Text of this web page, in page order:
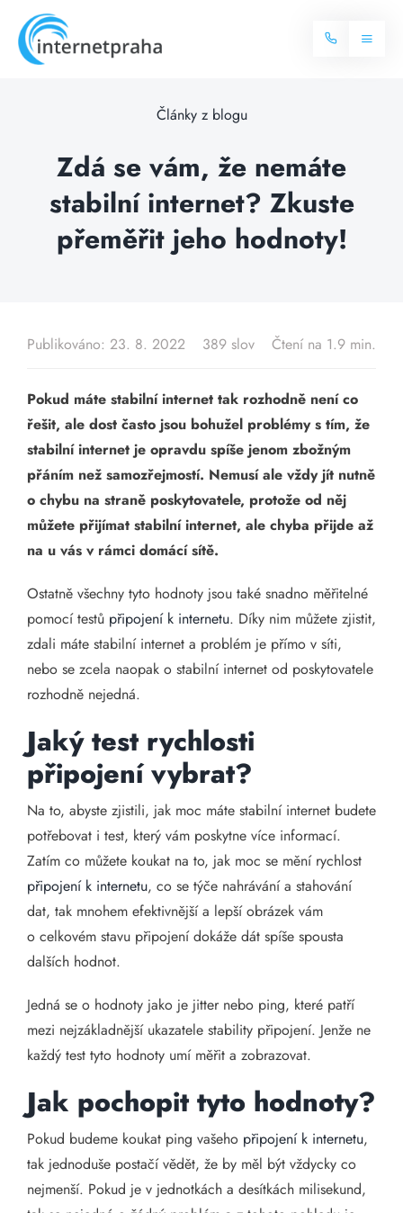
content
Toggle
Balíčky internetu
Více o internetu
Televize
Články z blogu
Zdá se vám, že nemáte
stabilní internet? Zkuste
přeměřit jeho hodnoty!
Publikováno: 23. 8. 2022 389 slov Čtení na 1.9 min.
Pokud máte stabilní internet tak rozhodně není co
řešit, ale dost často jsou bohužel problémy s tím, že
stabilní internet je opravdu spíše jenom zbožným
přáním než samozřejmostí. Nemusí ale vždy jít nutně
o chybu na straně poskytovatele, protože od něj
můžete přijímat stabilní internet, ale chyba přijde až
na u vás v rámci domácí sítě.
Ostatně všechny tyto hodnoty jsou také snadno měřitelné
pomocí testů připojení k internetu. Díky nim můžete zjistit,
zdali máte stabilní internet a problém je přímo v síti,
nebo se zcela naopak o stabilní internet od poskytovatele
rozhodně nejedná.
Jaký test rychlosti
připojení vybrat?
Na to, abyste zjistili, jak moc máte stabilní internet budete
potřebovat i test, který vám poskytne více informací.
Zatím co můžete koukat na to, jak moc se mění rychlost
připojení k internetu, co se týče nahrávání a stahování
dat, tak mnohem efektivnější a lepší obrázek vám
o celkovém stavu připojení dokáže dát spíše spousta
dalších hodnot.
Jedná se o hodnoty jako je jitter nebo ping, které patří
mezi nejzákladnější ukazatele stability připojení. Jenže ne
každý test tyto hodnoty umí měřit a zobrazovat.
Jak pochopit tyto hodnoty?
Pokud budeme koukat ping vašeho připojení k internetu,
tak jednoduše postačí vědět, že by měl být vždycky co
nejmenší. Pokud je v jednotkách a desítkách milisekund,